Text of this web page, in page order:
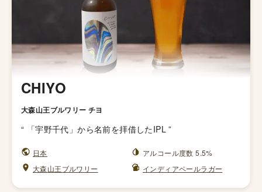
CHIYO
大森山王ブルワリー チヨ
“ 「宇野千代」から名前を拝借したIPL ”
日本
アルコール度数 5.5%
大森山王ブルワリー
インディアペールラガー